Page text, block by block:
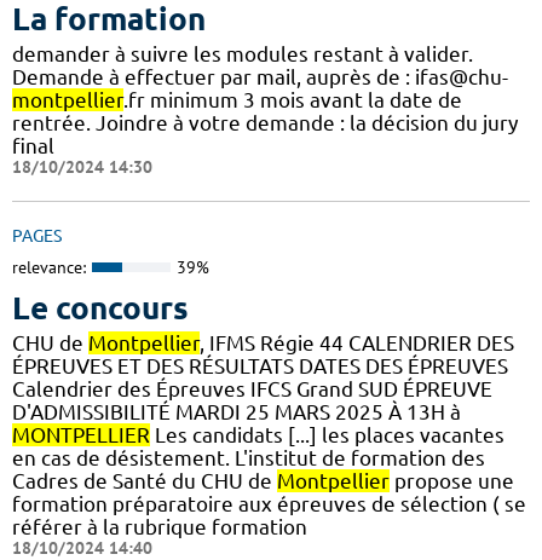
La formation
demander à suivre les modules restant à valider.
Demande à effectuer par mail, auprès de : ifas@chu-
montpellier.fr minimum 3 mois avant la date de
rentrée. Joindre à votre demande : la décision du jury
final
18/10/2024 14:30
PAGES
relevance: 39%
Le concours
CHU de Montpellier, IFMS Régie 44 CALENDRIER DES
ÉPREUVES ET DES RÉSULTATS DATES DES ÉPREUVES
Calendrier des Épreuves IFCS Grand SUD ÉPREUVE
D'ADMISSIBILITÉ MARDI 25 MARS 2025 À 13H à
MONTPELLIER Les candidats [...] les places vacantes
en cas de désistement. L'institut de formation des
Cadres de Santé du CHU de Montpellier propose une
formation préparatoire aux épreuves de sélection ( se
référer à la rubrique formation
18/10/2024 14:40